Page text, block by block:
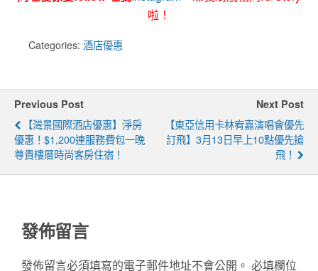
啦！
Categories: 酒店優惠
Previous Post
【灣景國際酒店優惠】淨房
優惠！$1,200連服務費包一晚
尊貴樓層時尚客房住宿！
Next Post
【東亞信用卡林宥嘉演唱會優先
訂飛】3月13日早上10點優先搶
飛！
發佈留言
發佈留言必須填寫的電子郵件地址不會公開。 必填欄位